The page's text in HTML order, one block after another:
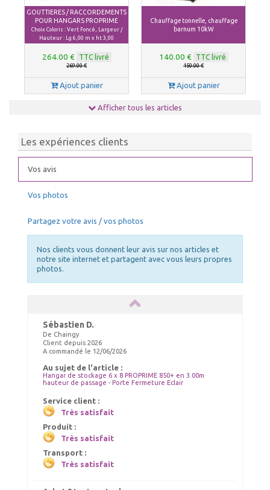
GOUTTIERES / RACCORDEMENTS
POUR HANGARS PROPRIME
Choix Coloris : Vert Foncé, Largeur /
Hauteur : Lg 6,00 m x ht 3,00
264.00 € TTC livré
269.00 €
Ajout panier
Chauffage tonnelle, chauffage
barnum 10kW
140.00 € TTC livré
150.00 €
Ajout panier
Afficher tous les articles
Les expériences clients
Vos avis
Vos photos
Partagez votre avis / vos photos
Nos clients vous donnent leur avis sur nos articles et
notre site internet et partagent avec vous leurs propres
photos.
Sébastien D.
De Chaingy
Client depuis 2026
A commandé le 12/06/2026
Au sujet de l'article :
Hangar de stockage 6 x 8 PROPRIME 850+ en 3.00m
hauteur de passage - Porte Fermeture Eclair
Service client :
Très satisfait
Produit :
Très satisfait
Transport :
Très satisfait